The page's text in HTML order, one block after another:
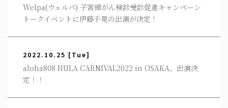
Welpa(ウェルパ) 子宮頸がん検診受診促進キャンペーン
トークイベントに伊藤千晃の出演が決定！
2022.10.25 [Tue]
aloha808 HULA CARNIVAL2022 in OSAKA、出演決
定！！